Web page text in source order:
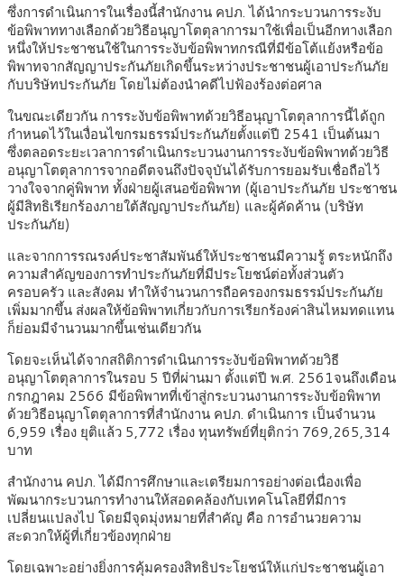
ซึ่งการดำเนินการในเรื่องนี้สำนักงาน คปภ. ได้นำกระบวนการระงับ
ข้อพิพาททางเลือกด้วยวิธีอนุญาโตตุลาการมาใช้เพื่อเป็นอีกทางเลือก
หนึ่งให้ประชาชนใช้ในการระงับข้อพิพาทกรณีที่มีข้อโต้แย้งหรือข้อ
พิพาทจากสัญญาประกันภัยเกิดขึ้นระหว่างประชาชนผู้เอาประกันภัย
กับบริษัทประกันภัย โดยไม่ต้องนำคดีไปฟ้องร้องต่อศาล
ในขณะเดียวกัน การระงับข้อพิพาทด้วยวิธีอนุญาโตตุลาการนี้ได้ถูก
กำหนดไว้ในเงื่อนไขกรมธรรม์ประกันภัยตั้งแต่ปี 2541 เป็นต้นมา
ซึ่งตลอดระยะเวลาการดำเนินกระบวนงานการระงับข้อพิพาทด้วยวิธี
อนุญาโตตุลาการจากอดีตจนถึงปัจจุบันได้รับการยอมรับเชื่อถือไว้
วางใจจากคู่พิพาท ทั้งฝ่ายผู้เสนอข้อพิพาท (ผู้เอาประกันภัย ประชาชน
ผู้มีสิทธิเรียกร้องภายใต้สัญญาประกันภัย) และผู้คัดค้าน (บริษัท
ประกันภัย)
และจากการรณรงค์ประชาสัมพันธ์ให้ประชาชนมีความรู้ ตระหนักถึง
ความสำคัญของการทำประกันภัยที่มีประโยชน์ต่อทั้งส่วนตัว
ครอบครัว และสังคม ทำให้จำนวนการถือครองกรมธรรม์ประกันภัย
เพิ่มมากขึ้น ส่งผลให้ข้อพิพาทเกี่ยวกับการเรียกร้องค่าสินไหมทดแทน
ก็ย่อมมีจำนวนมากขึ้นเช่นเดียวกัน
โดยจะเห็นได้จากสถิติการดำเนินการระงับข้อพิพาทด้วยวิธี
อนุญาโตตุลาการในรอบ 5 ปีที่ผ่านมา ตั้งแต่ปี พ.ศ. 2561จนถึงเดือน
กรกฎาคม 2566 มีข้อพิพาทที่เข้าสู่กระบวนงานการระงับข้อพิพาท
ด้วยวิธีอนุญาโตตุลาการที่สำนักงาน คปภ. ดำเนินการ เป็นจำนวน
6,959 เรื่อง ยุติแล้ว 5,772 เรื่อง ทุนทรัพย์ที่ยุติกว่า 769,265,314
บาท
สำนักงาน คปภ. ได้มีการศึกษาและเตรียมการอย่างต่อเนื่องเพื่อ
พัฒนากระบวนการทำงานให้สอดคล้องกับเทคโนโลยีที่มีการ
เปลี่ยนแปลงไป โดยมีจุดมุ่งหมายที่สำคัญ คือ การอำนวยความ
สะดวกให้ผู้ที่เกี่ยวข้องทุกฝ่าย
โดยเฉพาะอย่างยิ่งการคุ้มครองสิทธิประโยชน์ให้แก่ประชาชนผู้เอา